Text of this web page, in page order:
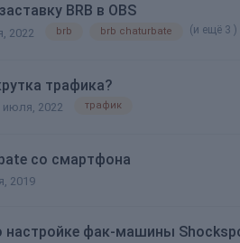
BRB в OBS
2022 brb brb chaturbate (и ещё 3 )
трафика?
июля, 2022 трафик
со смартфона
2019
настройке фак-машины